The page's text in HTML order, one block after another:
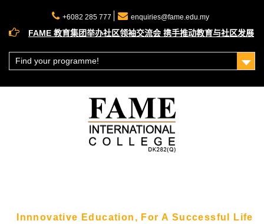
content
+6082 285 777 enquiries@fame.edu.my
FAME 教育集团举办社区领袖交流会 携手推动教育与社区发展
走出课堂！FAME 科技系学生带你直击砂拉越科技巨头 SAINS
总部！
Find your programme!
Innnovative Education, For A Successful Life